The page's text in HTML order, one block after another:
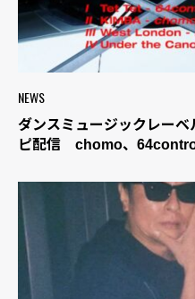
NEWS
ダンスミュージックレー
ピ配信 chomo、